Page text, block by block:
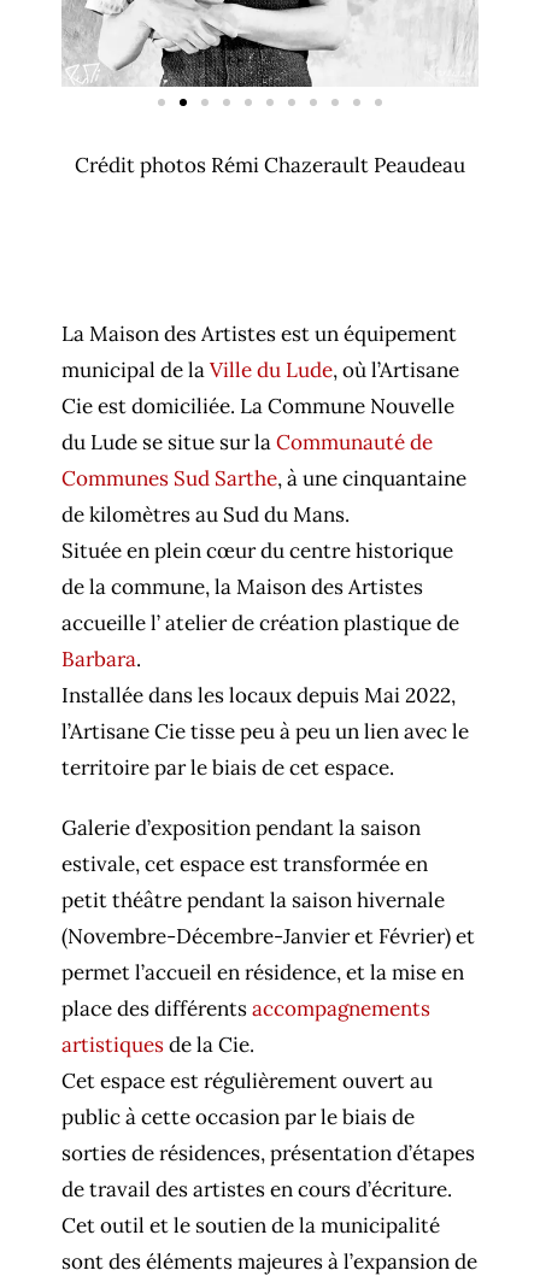
Crédit photos Rémi Chazerault Peaudeau
La Maison des Artistes est un équipement
municipal de laVille du Lude, où l’Artisane
Cie est domiciliée. La Commune Nouvelle
du Lude se situe sur laCommunauté de
Communes Sud Sarthe, à une cinquantaine
de kilomètres au Sud du Mans.
Située en plein cœur du centre historique
de la commune, la Maison des Artistes
accueille l’ atelier de création plastique de
Barbara.
Installée dans les locaux depuis Mai 2022,
l’Artisane Cie tisse peu à peu un lien avec le
territoire par le biais de cet espace.
Galerie d’exposition pendant la saison
estivale, cet espace est transformée en
petit théâtre pendant la saison hivernale
(Novembre-Décembre-Janvier et Février) et
permet l’accueil en résidence, et la mise en
place des différentsaccompagnements
artistiquesde la Cie.
Cet espace est régulièrement ouvert au
public à cette occasion par le biais de
sorties de résidences, présentation d’étapes
de travail des artistes en cours d’écriture.
Cet outil et le soutien de la municipalité
sont des éléments majeures à l’expansion de